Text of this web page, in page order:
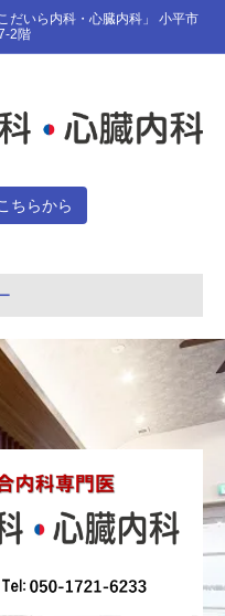
だいら内科・心臓内科」 小平市
2階
ちらから